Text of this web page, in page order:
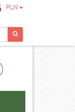
PLN